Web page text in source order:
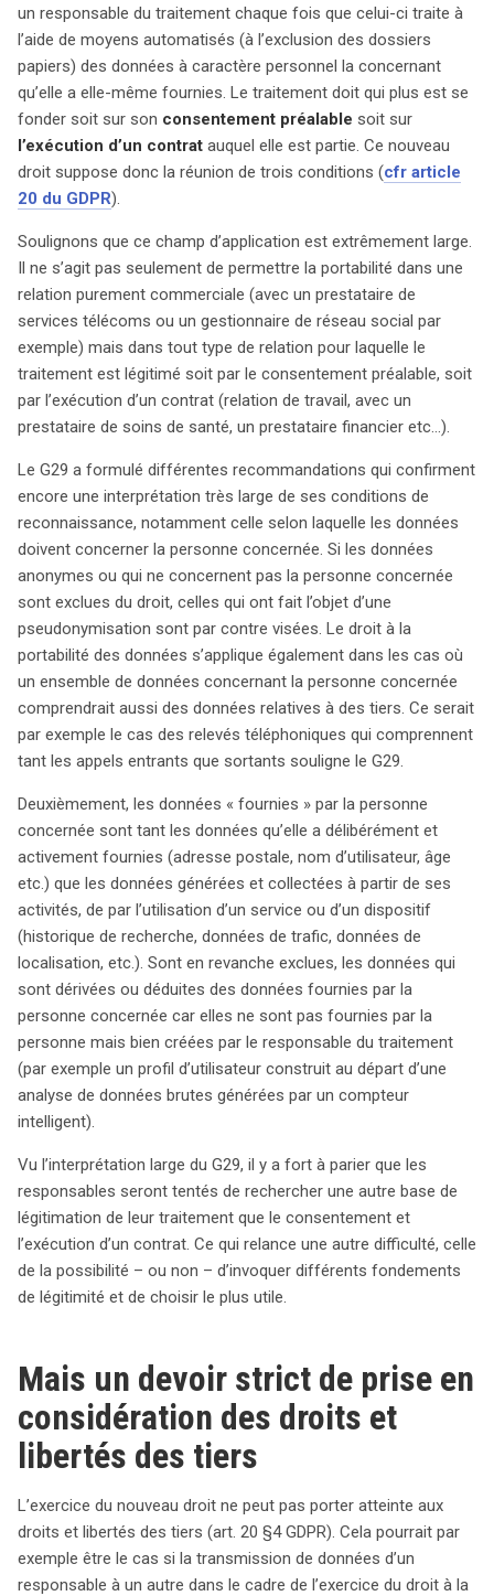
transmission, qui restent floues. Des recommandations
sont émises pour garantir que les données soient
transmises dans un format lisible et interopérable, mais
le manque de standardisation pourrait entraver
l’efficacité du droit à la portabilité. En somme, bien que
des avancées soient notables, des défis techniques et
pratiques demeurent, appelant à une collaboration
accrue entre acteurs du secteur et régulateurs pour une
un responsable du traitement chaque fois que celui-ci traite à
l’aide de moyens automatisés (à l’exclusion des dossiers
papiers) des données à caractère personnel la concernant
qu’elle a elle-même fournies. Le traitement doit qui plus est se
fonder soit sur son consentement préalable soit sur
l’exécution d’un contrat auquel elle est partie. Ce nouveau
droit suppose donc la réunion de trois conditions (cfr article
20 du GDPR).
Soulignons que ce champ d’application est extrêmement large.
Il ne s’agit pas seulement de permettre la portabilité dans une
relation purement commerciale (avec un prestataire de
services télécoms ou un gestionnaire de réseau social par
exemple) mais dans tout type de relation pour laquelle le
traitement est légitimé soit par le consentement préalable, soit
par l’exécution d’un contrat (relation de travail, avec un
prestataire de soins de santé, un prestataire financier etc…).
Le G29 a formulé différentes recommandations qui confirment
encore une interprétation très large de ses conditions de
reconnaissance, notamment celle selon laquelle les données
doivent concerner la personne concernée. Si les données
anonymes ou qui ne concernent pas la personne concernée
sont exclues du droit, celles qui ont fait l’objet d’une
pseudonymisation sont par contre visées. Le droit à la
portabilité des données s’applique également dans les cas où
un ensemble de données concernant la personne concernée
comprendrait aussi des données relatives à des tiers. Ce serait
par exemple le cas des relevés téléphoniques qui comprennent
tant les appels entrants que sortants souligne le G29.
Deuxièmement, les données « fournies » par la personne
concernée sont tant les données qu’elle a délibérément et
activement fournies (adresse postale, nom d’utilisateur, âge
etc.) que les données générées et collectées à partir de ses
activités, de par l’utilisation d’un service ou d’un dispositif
(historique de recherche, données de trafic, données de
localisation, etc.). Sont en revanche exclues, les données qui
sont dérivées ou déduites des données fournies par la
personne concernée car elles ne sont pas fournies par la
personne mais bien créées par le responsable du traitement
(par exemple un profil d’utilisateur construit au départ d’une
analyse de données brutes générées par un compteur
intelligent).
Vu l’interprétation large du G29, il y a fort à parier que les
responsables seront tentés de rechercher une autre base de
légitimation de leur traitement que le consentement et
l’exécution d’un contrat. Ce qui relance une autre difficulté, celle
de la possibilité – ou non – d’invoquer différents fondements
de légitimité et de choisir le plus utile.
Mais un devoir strict de prise en
considération des droits et
libertés des tiers
L’exercice du nouveau droit ne peut pas porter atteinte aux
droits et libertés des tiers (art. 20 §4 GDPR). Cela pourrait par
exemple être le cas si la transmission de données d’un
responsable à un autre dans le cadre de l’exercice du droit à la